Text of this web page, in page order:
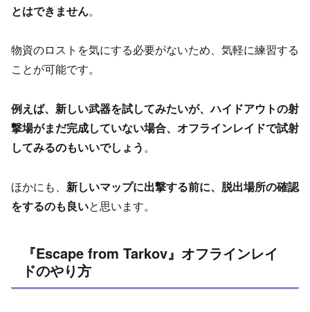
とはできません。
物資のロストを気にする必要がないため、気軽に練習する
ことが可能です。
例えば、新しい武器を試してみたいが、ハイドアウトの射
撃場がまだ完成していない場合、オフラインレイドで試射
してみるのもいいでしょう。
ほかにも、 新しいマップに出撃する前に、脱出場所の確認
をするのも良いと思います。
『Escape from Tarkov』オフラインレイ
ドのやり方